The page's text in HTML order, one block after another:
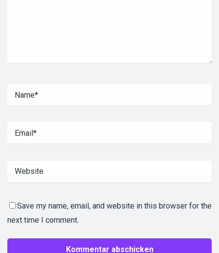
Save my name, email, and website in this browser for the
next time I comment.